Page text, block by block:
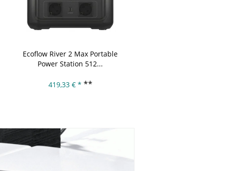
Ecoflow River 2 Max Portable
Power Station 512...
419,33 € * **